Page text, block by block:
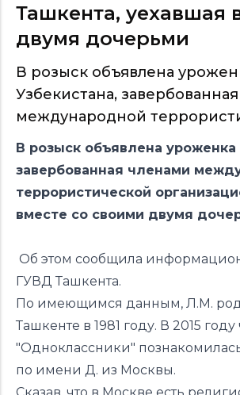
Ташкента, уехавшая
двумя дочерьми
В розыск объявлена
Узбекистана,
международной
В розыск объявлена уроженка
завербованная членами
террористической
вместе со своими двумя
Об этом сообщила
ГУВД Ташкента.
По имеющимся данным, Л.М.
Ташкенте в 1981 году. В 2015 году
"Одноклассники"
по имени Д. из Москвы.